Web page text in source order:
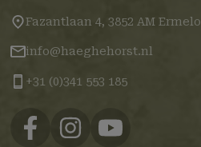
Fazantlaan 4, 3852 AM Ermelo
info@haeghehorst.nl
+31 (0)341 553 185